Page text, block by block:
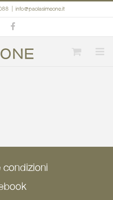
info@paolasimeone.it
condizioni